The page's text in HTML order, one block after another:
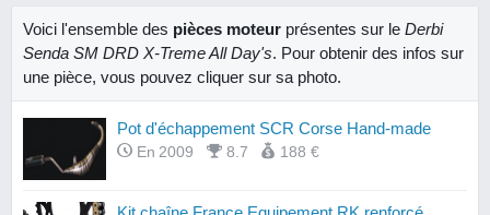
Voici l'ensemble des pièces moteur présentes sur le Derbi
Senda SM DRD X-Treme All Day's. Pour obtenir des infos sur
une pièce, vous pouvez cliquer sur sa photo.
Pot d'échappement SCR Corse Hand-made
En 2009 8.7 188 €